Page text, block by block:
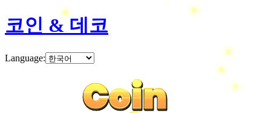
코인 & 데코
Language:
Coin
Coin
Coin
Coin